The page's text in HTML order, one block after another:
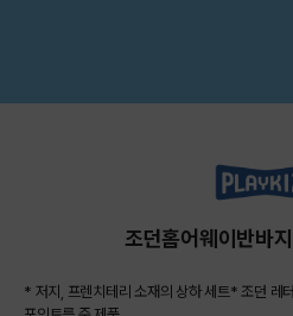
조던홈어웨이반바
* 저지, 프렌치테리 소재의 상하 세트* 조던 레